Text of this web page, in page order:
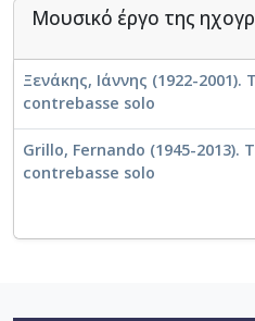
Μουσικό έργο της
Ξενάκης, Ιάννης (1922-2001).
contrebasse solo
Grillo, Fernando (1945-2013).
contrebasse solo